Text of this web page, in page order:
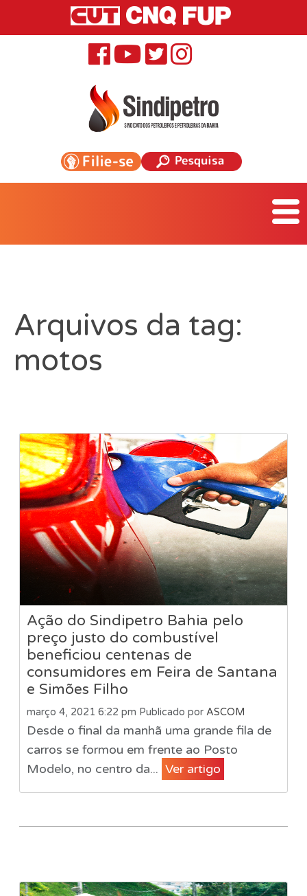
Arquivos da tag:
motos
Ação do Sindipetro Bahia pelo
preço justo do combustível
beneficiou centenas de
consumidores em Feira de Santana
e Simões Filho
março 4, 2021 6:22 pm Publicado por ASCOM
Desde o final da manhã uma grande fila de
carros se formou em frente ao Posto
Modelo, no centro da... Ver artigo